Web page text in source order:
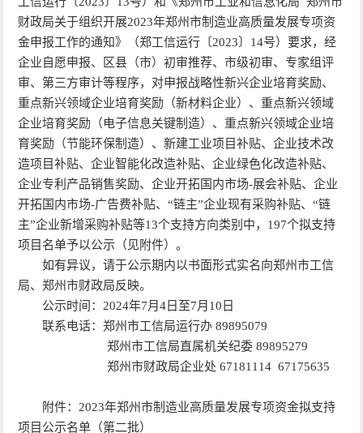
财政局关于组织开展2023年郑州市制造业高质量发展专项资
金申报工作的通知》（郑工信运行〔2023〕14号）要求，经
企业自愿申报、区县（市）初审推荐、市级初审、专家组评
审、第三方审计等程序，对申报战略性新兴企业培育奖励、
重点新兴领域企业培育奖励（新材料企业）、重点新兴领域
企业培育奖励（电子信息关键制造）、重点新兴领域企业培
育奖励（节能环保制造）、新建工业项目补贴、企业技术改
造项目补贴、企业智能化改造补贴、企业绿色化改造补贴、
企业专利产品销售奖励、企业开拓国内市场-展会补贴、企业
开拓国内市场-广告费补贴、“链主”企业现有采购补贴、“链
主”企业新增采购补贴等13个支持方向类别中，197个拟支持
项目名单予以公示（见附件）。
如有异议，请于公示期内以书面形式实名向郑州市工信
局、郑州市财政局反映。
公示时间：2024年7月4日至7月10日
联系电话：郑州市工信局运行办 89895079
郑州市工信局直属机关纪委 89895279
郑州市财政局企业处 67181114 67175635
附件：2023年郑州市制造业高质量发展专项资金拟支持
项目公示名单（第二批）